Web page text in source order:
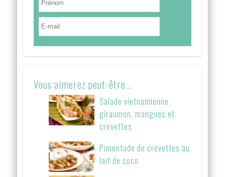
Vous aimerez peut-être...
Salade vietnamienne
giraumon, mangues et
crevettes
Pimentade de crevettes au
lait de coco